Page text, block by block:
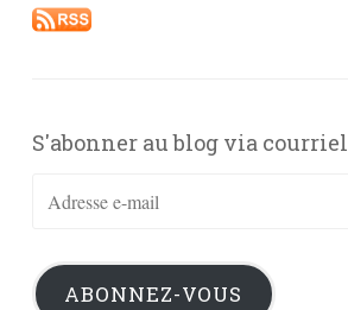
S'abonner au blog via courriel
Adresse
mail
ABONNEZ-VOUS